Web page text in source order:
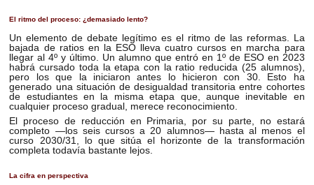
El ritmo del proceso: ¿demasiado lento?
Un elemento de debate legítimo es el ritmo de las reformas. La
bajada de ratios en la ESO lleva cuatro cursos en marcha para
llegar al 4º y último. Un alumno que entró en 1º de ESO en 2023
habrá cursado toda la etapa con la ratio reducida (25 alumnos),
pero los que la iniciaron antes lo hicieron con 30. Esto ha
generado una situación de desigualdad transitoria entre cohortes
de estudiantes en la misma etapa que, aunque inevitable en
cualquier proceso gradual, merece reconocimiento.
El proceso de reducción en Primaria, por su parte, no estará
completo —los seis cursos a 20 alumnos— hasta al menos el
curso 2030/31, lo que sitúa el horizonte de la transformación
completa todavía bastante lejos.
La cifra en perspectiva